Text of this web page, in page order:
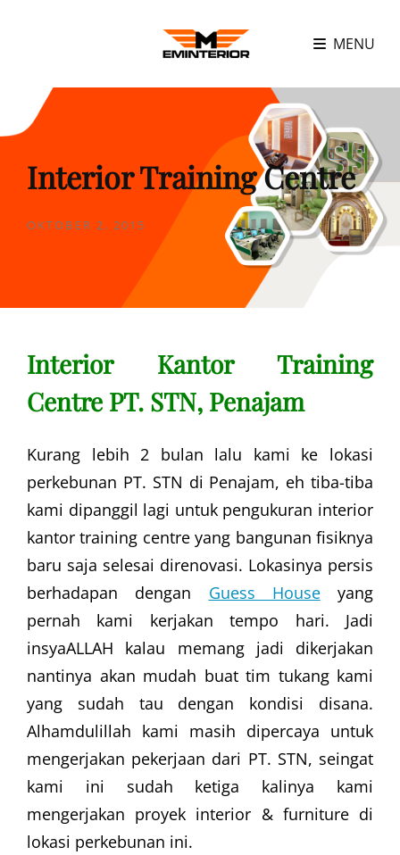
MENU
Interior Training Centre
POSTED
OKTOBER 2, 2015
Interior Kantor Training
Centre PT. STN, Penajam
Kurang lebih 2 bulan lalu kami ke lokasi
perkebunan PT. STN di Penajam, eh tiba-tiba
kami dipanggil lagi untuk pengukuran interior
kantor training centre yang bangunan fisiknya
baru saja selesai direnovasi. Lokasinya persis
berhadapan dengan Guess Houseyang
pernah kami kerjakan tempo hari. Jadi
insyaALLAH kalau memang jadi dikerjakan
nantinya akan mudah buat tim tukang kami
yang sudah tau dengan kondisi disana.
Alhamdulillah kami masih dipercaya untuk
mengerjakan pekerjaan dari PT. STN, seingat
kami ini sudah ketiga kalinya kami
mengerjakan proyek interior & furniture di
lokasi perkebunan ini.